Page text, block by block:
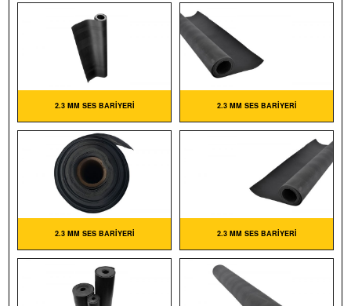
2.3 MM SES BARIYERI 2.3 MM SES BARIYERI
2.3 MM SES BARIYERI 2.3 MM SES BARIYERI